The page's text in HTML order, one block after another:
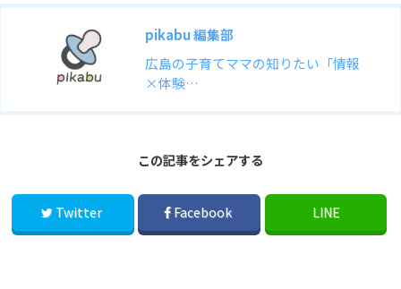
pikabu 編集部
広島の子育てママの知りたい「情報
×体験…
この記事をシェアする
Twitter Facebook LINE